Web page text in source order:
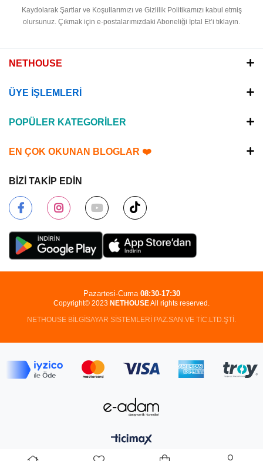
Kaydolarak Şartlar ve Koşullarımızı ve Gizlilik Politikamızı kabul etmiş
olursunuz. Çıkmak için e-postalarımızdaki Aboneliği İptal Et’i tıklayın.
NETHOUSE
ÜYE İŞLEMLERİ
POPÜLER KATEGORİLER
EN ÇOK OKUNAN BLOGLAR ❤️
BİZİ TAKİP EDİN
Copyright© 2023 NETHOUSEAll rights reserved.
NETHOUSE BİLGİSAYAR SİSTEMLERİ PAZ.SAN.VE TİC.LTD.ŞTİ.
Pazartesi-Cuma 08:30-17:30